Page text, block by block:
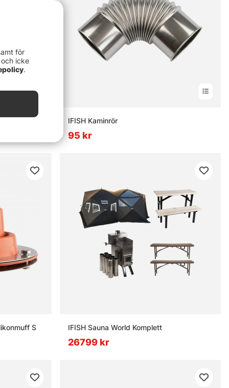
IFISH Kaminrör
95 kr
S IFISH Sauna World Komplett
26799 kr
för
icke
.